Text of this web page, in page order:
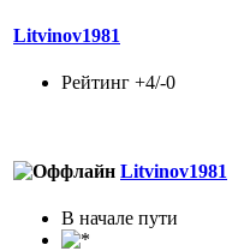
Litvinov1981
Рейтинг +4/-0
Litvinov1981
В начале пути